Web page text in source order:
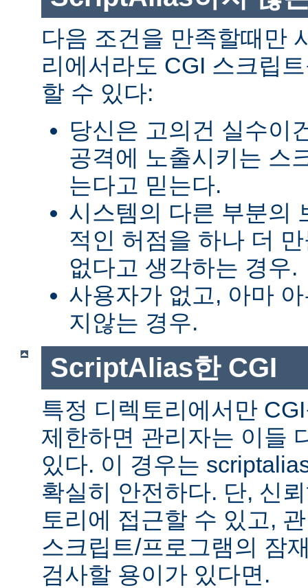
다음 조건을 만족할때만
리에서라도 CGI 스크립
할 수 있다:
당신은 고의건 실수이
공격에 노출시키는 스
는다고 믿는다.
시스템의 다른 부분의
적인 허점을 하나 더
없다고 생각하는 경우.
사용자가 없고, 아마
지않는 경우.
ScriptAlias한 CGI
특정 디렉토리에서만
제한하면 관리자는 이들
있다. 이 경우는
확실히 안전하다. 단, 신
토리에 접근할 수 있고,
스크립트/프로그램의 잠
검사할 용이가 있다면.